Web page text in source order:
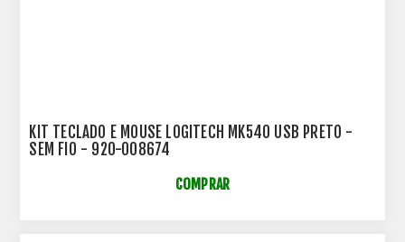
KIT TECLADO E MOUSE LOGITECH MK540 USB PRETO -
SEM FIO - 920-008674
COMPRAR